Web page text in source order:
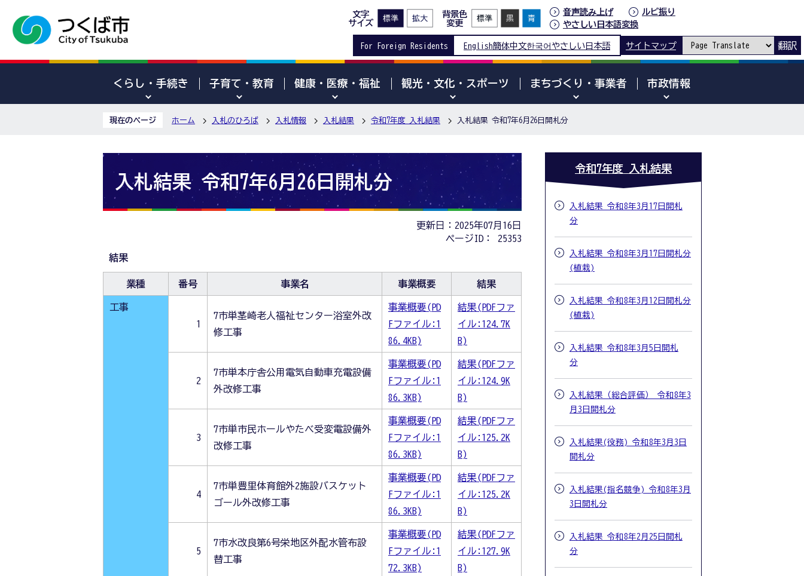
文字
サイズ
背景色
変更
音声読み上げ
ルビ振り
やさしい日本語変換
For Foreign Residents English簡体中文한국어 やさしい日本語 サイトマップ 翻訳
くらし・手続き 子育て・教育 健康・医療・福祉 観光・文化・スポーツ まちづくり・事業者 市政情報
現在のページ ホーム 入札のひろば 入札情報 入札結果 令和7年度 入札結果 入札結果 令和7年6月26日開札分
入札結果 令和7年6月26日開札分
更新日：2025年07月16日
ページID：
25353
結果
業種 番号 事業名 事業概要 結果
工事
1
7市単茎崎老人福祉センター浴室外改
修工事
事業概要(PD
Fファイル:1
86.4KB)
結果(PDFファ
イル:124.7K
B)
2
7市単本庁舎公用電気自動車充電設備
外改修工事
事業概要(PD
Fファイル:1
86.3KB)
結果(PDFファ
イル:124.9K
B)
3
7市単市民ホールやたべ受変電設備外
改修工事
事業概要(PD
Fファイル:1
86.3KB)
結果(PDFファ
イル:125.2K
B)
4
7市単豊里体育館外2施設バスケット
ゴール外改修工事
事業概要(PD
Fファイル:1
86.3KB)
結果(PDFファ
イル:125.2K
B)
5
7市水改良第6号栄地区外配水管布設
替工事
事業概要(PD
Fファイル:1
72.3KB)
結果(PDFファ
イル:127.9K
B)
令和7年度 入札結果
入札結果 令和8年3月17日開札
分
入札結果 令和8年3月17日開札分
(植栽)
入札結果 令和8年3月12日開札分
(植栽)
入札結果 令和8年3月5日開札
分
入札結果（総合評価） 令和8年3
月3日開札分
入札結果(役務) 令和8年3月3日
開札分
入札結果(指名競争) 令和8年3月
3日開札分
入札結果 令和8年2月25日開札
分